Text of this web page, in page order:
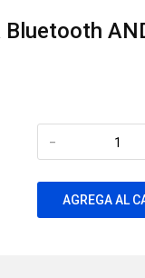
-
AGREGA AL